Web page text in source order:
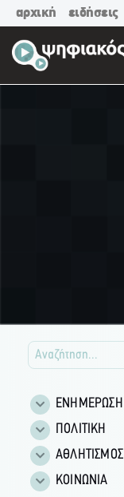
αρχική ειδήσεις
ΕΝΗΜΕΡΩΣΗ
ΠΟΛΙΤΙΚΗ
ΑΘΛΗΤΙΣΜΟΣ
ΚΟΙΝΩΝΙΑ